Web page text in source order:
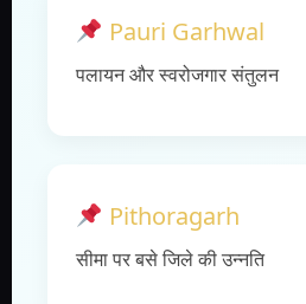
Pauri Garhwal
पलायन और स्वरोजगार संतुलन
Pithoragarh
सीमा पर बसे जिले की उन्नति